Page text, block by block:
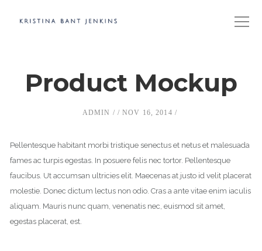
Product Mockup
ADMIN NOV 16, 2014
Pellentesque habitant morbi tristique senectus et netus et malesuada
fames ac turpis egestas. In posuere felis nec tortor. Pellentesque
faucibus. Ut accumsan ultricies elit. Maecenas at justo id velit placerat
molestie. Donec dictum lectus non odio. Cras a ante vitae enim iaculis
aliquam. Mauris nunc quam, venenatis nec, euismod sit amet,
egestas placerat, est.